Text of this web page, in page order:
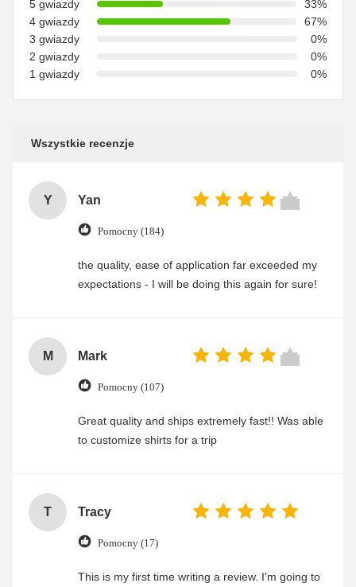
5 gwiazdy
33%
4 gwiazdy
67%
3 gwiazdy
0%
2 gwiazdy
0%
1 gwiazdy
0%
Wszystkie recenzje
Y Yan
Pomocny (184)
the quality, ease of application far exceeded my
expectations - I will be doing this again for sure!
M Mark
Pomocny (107)
Great quality and ships extremely fast!! Was able
to customize shirts for a trip
T Tracy
Pomocny (17)
This is my first time writing a review. I'm going to